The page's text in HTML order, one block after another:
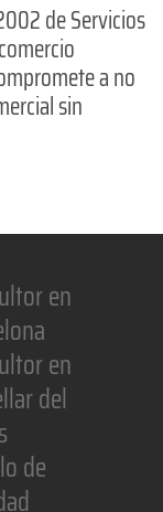
de Servicios
a no
sin
en
en
del
de